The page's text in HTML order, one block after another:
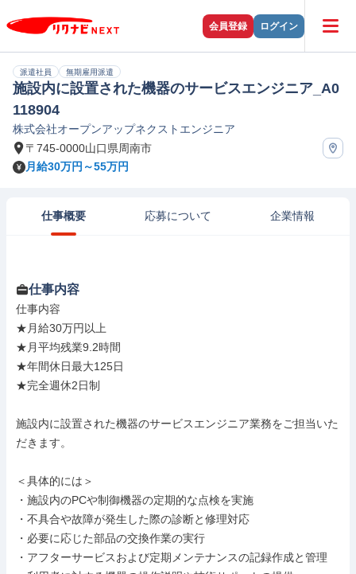
会員登録 ログイン
派遣社員 無期雇用派遣
施設内に設置された機器のサービスエンジニア_A0
118904
株式会社オープンアップネクストエンジニア
〒745-0000山口県周南市
月給30万円～55万円
仕事概要 応募について 企業情報
仕事内容
仕事内容
★月給30万円以上
★月平均残業9.2時間
★年間休日最大125日
★完全週休2日制
施設内に設置された機器のサービスエンジニア業務をご担当いた
だきます。
＜具体的には＞
・施設内のPCや制御機器の定期的な点検を実施
・不具合や故障が発生した際の診断と修理対応
・必要に応じた部品の交換作業の実行
・アフターサービスおよび定期メンテナンスの記録作成と管理